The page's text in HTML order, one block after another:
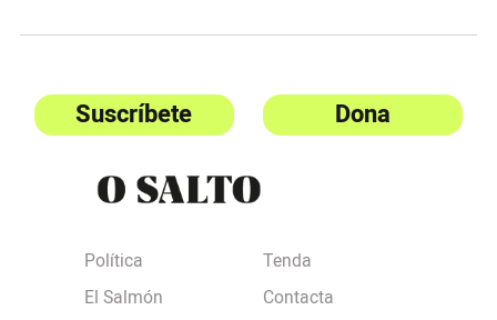
Suscríbete Dona
Política
El Salmón
Tenda
Contacta